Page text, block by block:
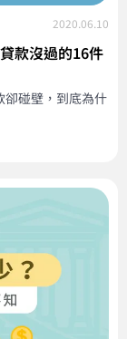
2020.06.10
款沒過的16件
卻碰壁，到底為什